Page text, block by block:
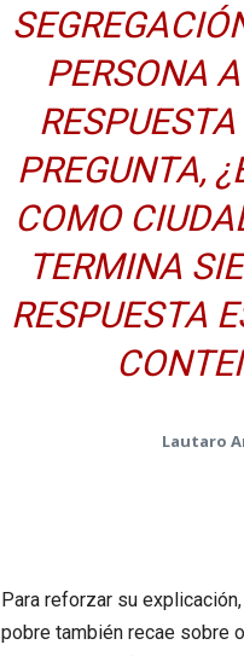
PERSONA
PREGUNTA,
COMO
TERMINA
RESPUESTA
Lautaro
Para reforzar su
pobre también recae sobre